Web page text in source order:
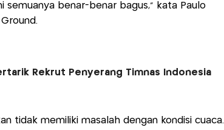
semuanya benar-benar bagus,” kata Paulo
Rekrut Penyerang Timnas Indonesia
tidak memiliki masalah dengan kondisi cuaca.